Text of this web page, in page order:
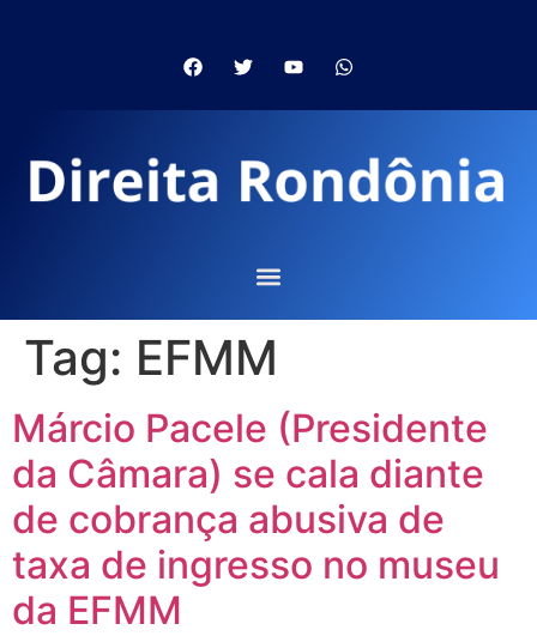
Tag: EFMM
Márcio Pacele (Presidente
da Câmara) se cala diante
de cobrança abusiva de
taxa de ingresso no museu
da EFMM